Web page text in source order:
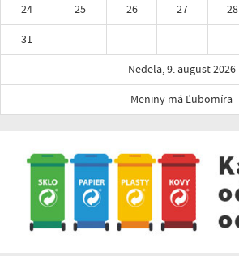
24
25 26 27 28
31
Nedeľa, 9. august 2026
Meniny má Ľubomíra